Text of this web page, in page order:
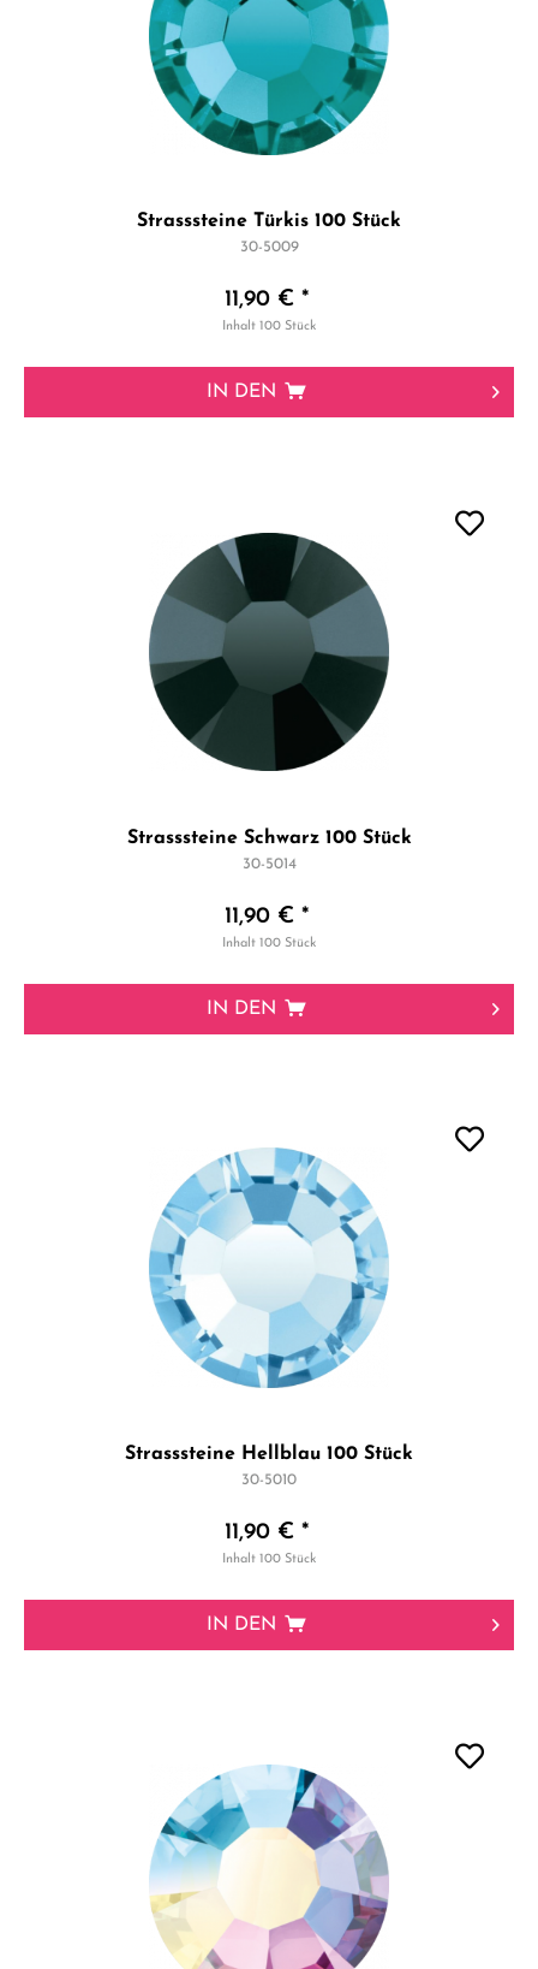
Strasssteine Türkis 100 Stück
30-5009
11,90 € *
Inhalt100 Stück
IN DEN
Strasssteine Schwarz 100 Stück
30-5014
11,90 € *
Inhalt100 Stück
IN DEN
Strasssteine Hellblau 100 Stück
30-5010
11,90 € *
Inhalt100 Stück
IN DEN